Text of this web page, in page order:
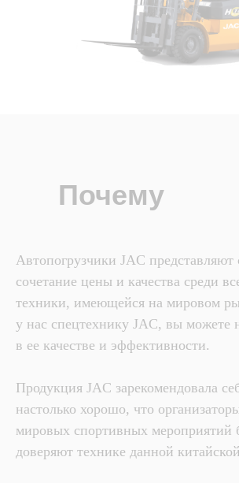
Почему
Автопогрузчики JAC представляют
сочетание цены и качества среди
техники, имеющейся на мировом
у нас спецтехнику JAC, вы можете
в ее качестве и эффективности.
Продукция JAC зарекомендовала
настолько хорошо, что
мировых спортивных мероприятий
доверяют технике данной